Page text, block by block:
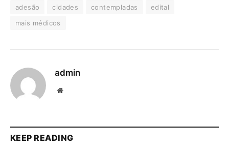
adesão cidades contempladas
edital
mais médicos
admin
Website
KEEP READING